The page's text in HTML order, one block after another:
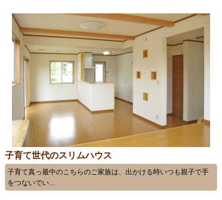
子育て世代のスリムハウス
子育て真っ最中のこちらのご家族は、出かける時いつも親子で手
をつないでい...